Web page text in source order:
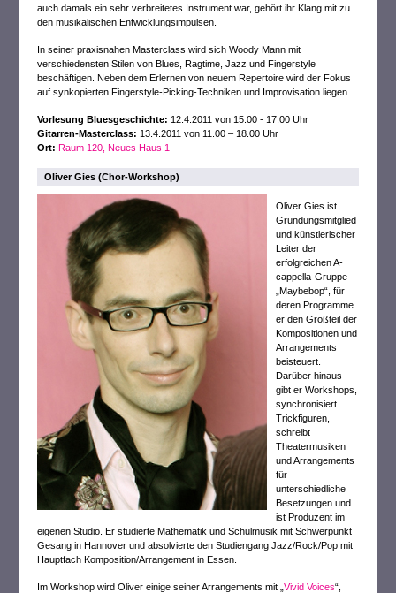
auch damals ein sehr verbreitetes Instrument war, gehört ihr Klang mit zu
den musikalischen Entwicklungsimpulsen.
In seiner praxisnahen Masterclass wird sich Woody Mann mit
verschiedensten Stilen von Blues, Ragtime, Jazz und Fingerstyle
beschäftigen. Neben dem Erlernen von neuem Repertoire wird der Fokus
auf synkopierten Fingerstyle-Picking-Techniken und Improvisation liegen.
Vorlesung Bluesgeschichte: 12.4.2011 von 15.00 - 17.00 Uhr
Gitarren-Masterclass: 13.4.2011 von 11.00 – 18.00 Uhr
Ort: Raum 120, Neues Haus 1
Oliver Gies (Chor-Workshop)
Oliver Gies ist
Gründungsmitglied
und künstlerischer
Leiter der
erfolgreichen A-
cappella-Gruppe
„Maybebop“, für
deren Programme
er den Großteil der
Kompositionen und
Arrangements
beisteuert.
Darüber hinaus
gibt er Workshops,
synchronisiert
Trickfiguren,
schreibt
Theatermusiken
und Arrangements
für
unterschiedliche
Besetzungen und
ist Produzent im
eigenen Studio. Er studierte Mathematik und Schulmusik mit Schwerpunkt
Gesang in Hannover und absolvierte den Studiengang Jazz/Rock/Pop mit
Hauptfach Komposition/Arrangement in Essen.
Im Workshop wird Oliver einige seiner Arrangements mit „Vivid Voices“,